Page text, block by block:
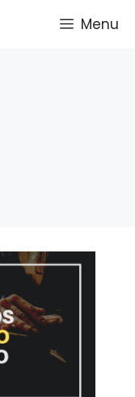
Menu